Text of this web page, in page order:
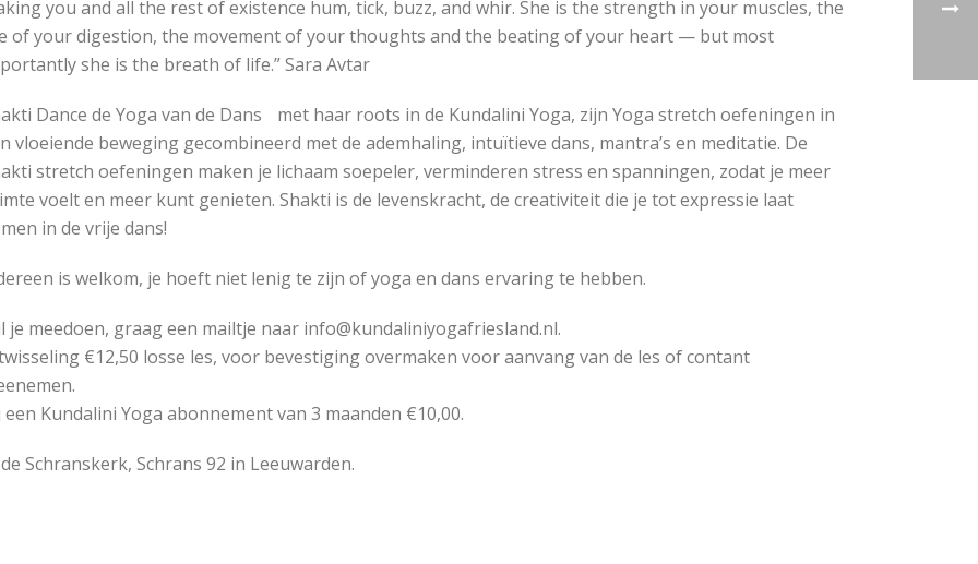
you and all the rest of existence hum, tick, buzz, and whir. She is the strength in your muscles, the
of your digestion, the movement of your thoughts and the beating of your heart — but most
she is the breath of life.” Sara Avtar
Dance de Yoga van de Dans met haar roots in de Kundalini Yoga, zijn Yoga stretch oefeningen in
vloeiende beweging gecombineerd met de ademhaling, intuïtieve dans, mantra’s en meditatie. De
stretch oefeningen maken je lichaam soepeler, verminderen stress en spanningen, zodat je meer
voelt en meer kunt genieten. Shakti is de levenskracht, de creativiteit die je tot expressie laat
in de vrije dans!
is welkom, je hoeft niet lenig te zijn of yoga en dans ervaring te hebben.
je meedoen, graag een mailtje naar info@kundaliniyogafriesland.nl.
€12,50 losse les, voor bevestiging overmaken voor aanvang van de les of contant
een Kundalini Yoga abonnement van 3 maanden €10,00.
Schranskerk, Schrans 92 in Leeuwarden.